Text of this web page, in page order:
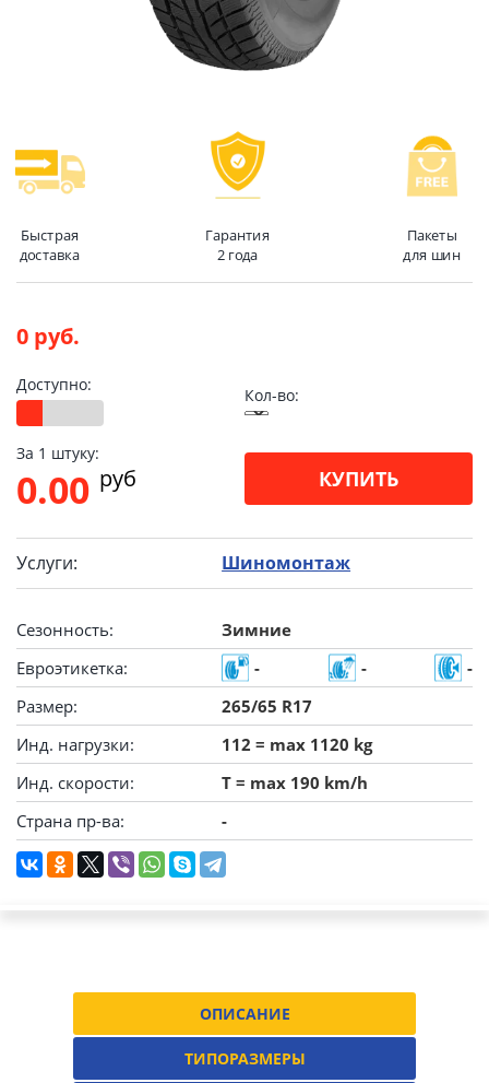
Быстрая
доставка
Гарантия
2 года
Пакеты
для шин
0 руб.
Доступно:
Кол-во:
За 1 штуку:
0.00 pуб КУПИТЬ
Услуги: Шиномонтаж
Сезонность:
Зимние
Евроэтикетка:
- -
-
Размер:
265/65 R17
Инд. нагрузки:
112 = max 1120 kg
Инд. скорости:
T = max 190 km/h
Страна пр-ва:
-
ОПИСАНИЕ
ТИПОРАЗМЕРЫ